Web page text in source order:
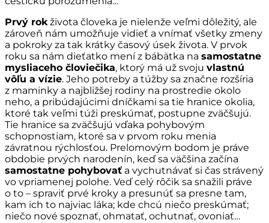
Prvý rokživota človeka je nielenže veľmi dôležitý, ale
zároveň nám umožňuje vidieť a vnímať všetky zmeny
a pokroky za tak krátky časový úsek života. V prvok
roku sa nám dieťatko mení z bábätka na samostatne
mysliaceho človiečika, ktorý má už svoju vlastnú
vôľu a vízie. Jeho potreby a túžby sa značne rozšíria
z maminky a najbližšej rodiny na prostredie okolo
neho, a pribúdajúcimi dníčkami sa tie hranice okolia,
ktoré tak veľmi túži preskúmať, postupne zväčšujú.
Tie hranice sa zväčšujú vďaka pohybovým
schopnostiam, ktoré sa v prvom roku menia
závratnou rýchlosťou. Prelomovým bodom je práve
obdobie prvých narodenín, keď sa väčšina začína
samostatne pohybovať a vychutnávať si čas strávený
vo vpriamenej polohe. Veď celý rôčik sa snažili práve
o to – spraviť prvé kroky a presunúť sa presne tam,
kam ich to najviac láka; kde chcú niečo preskúmať;
niečo nové spoznať, ohmatať, ochutnať, ovoniať…